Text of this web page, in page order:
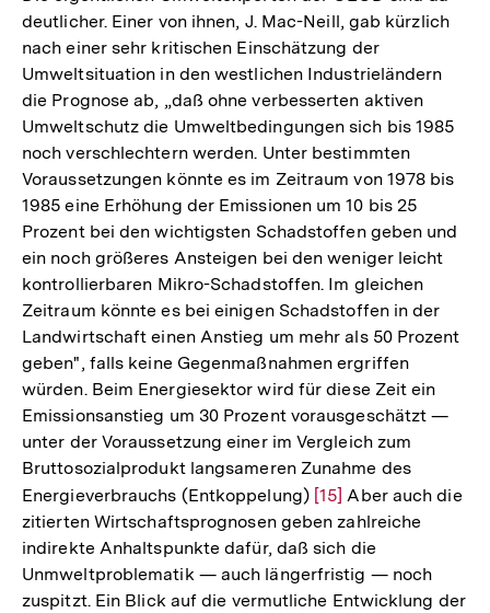
deutlicher. Einer von ihnen, J. Mac-Neill, gab kürzlich
nach einer sehr kritischen Einschätzung der
Umweltsituation in den westlichen Industrieländern
die Prognose ab, „daß ohne verbesserten aktiven
Umweltschutz die Umweltbedingungen sich bis 1985
noch verschlechtern werden. Unter bestimmten
Voraussetzungen könnte es im Zeitraum von 1978 bis
1985 eine Erhöhung der Emissionen um 10 bis 25
Prozent bei den wichtigsten Schadstoffen geben und
ein noch größeres Ansteigen bei den weniger leicht
kontrollierbaren Mikro-Schadstoffen. Im gleichen
Zeitraum könnte es bei einigen Schadstoffen in der
Landwirtschaft einen Anstieg um mehr als 50 Prozent
geben", falls keine Gegenmaßnahmen ergriffen
würden. Beim Energiesektor wird für diese Zeit ein
Emissionsanstieg um 30 Prozent vorausgeschätzt —
unter der Voraussetzung einer im Vergleich zum
Bruttosozialprodukt langsameren Zunahme des
Energieverbrauchs (Entkoppelung) Zur
Auflösung
der
Fußnote
[15] Aber auch die
zitierten Wirtschaftsprognosen geben zahlreiche
indirekte Anhaltspunkte dafür, daß sich die
Unmweltproblematik — auch längerfristig — noch
zuspitzt. Ein Blick auf die vermutliche Entwicklung der